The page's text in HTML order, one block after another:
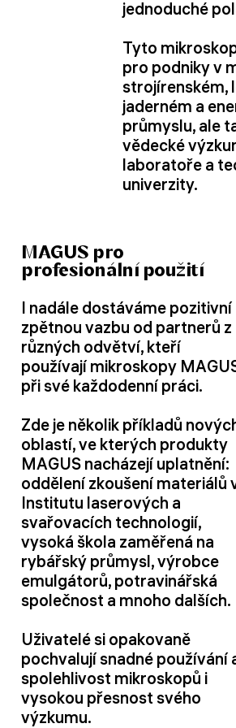
jednoduché
Tyto
pro podniky v
strojírenském,
jaderném a
průmyslu, ale
vědecké
laboratoře a
univerzity.
MAGUS pro
profesionální použití
I nadále dostáváme pozitivní
zpětnou vazbu od partnerů z
různých odvětví, kteří
používají mikroskopy
při své každodenní práci.
Zde je několik příkladů
oblastí, ve kterých produkty
MAGUS nacházejí uplatnění:
oddělení zkoušení materiálů
Institutu laserových a
svařovacích technologií,
vysoká škola zaměřená na
rybářský průmysl, výrobce
emulgátorů, potravinářská
společnost a mnoho dalších.
Uživatelé si opakovaně
pochvalují snadné používání
spolehlivost mikroskopů i
vysokou přesnost svého
výzkumu.